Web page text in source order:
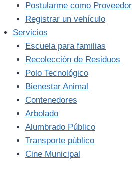
Postularme como Proveedor
Registrar un vehículo
Servicios
Escuela para familias
Recolección de Residuos
Polo Tecnológico
Bienestar Animal
Contenedores
Arbolado
Alumbrado Público
Transporte público
Cine Municipal